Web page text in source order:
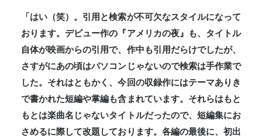
「はい（笑）。引用と検索が不可欠なスタイルになって
おります。デビュー作の『アメリカの夜』も、タイトル
自体が映画からの引用で、作中も引用だらけでしたが、
さすがにあの頃はパソコンじゃないので検索は手作業で
した。それはともかく、今回の収録作にはテーマありき
で書かれた短編や掌編も含まれています。それらはもと
もとは楽曲名じゃないタイトルだったので、短編集にお
さめるに際して改題しております。各編の最後に、初出